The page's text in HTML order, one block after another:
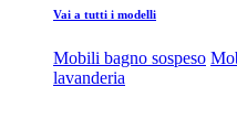
Vai a tutti i modelli
Mobili bagno sospeso
lavanderia